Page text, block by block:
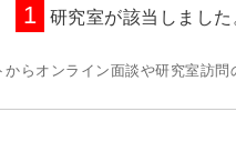
1 研究室が該当しました
らオンライン面談や研究室訪問